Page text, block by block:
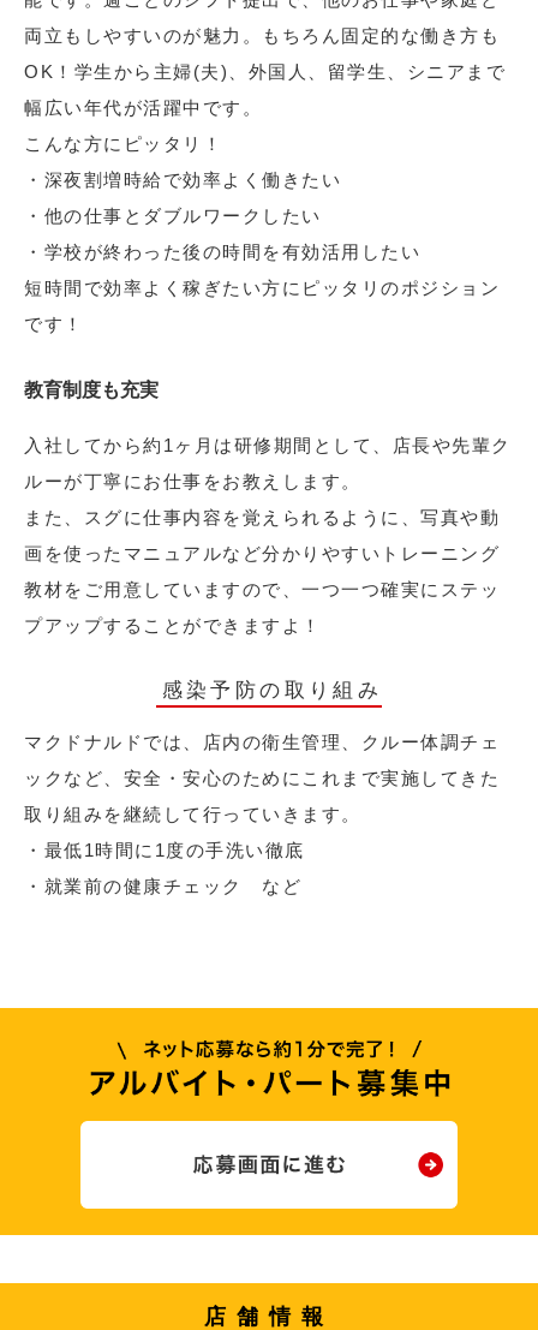
両立もしやすいのが魅力。もちろん固定的な働き方も
OK！学生から主婦(夫)、外国人、留学生、シニアまで
幅広い年代が活躍中です。
こんな方にピッタリ！
・深夜割増時給で効率よく働きたい
・他の仕事とダブルワークしたい
・学校が終わった後の時間を有効活用したい
短時間で効率よく稼ぎたい方にピッタリのポジション
です！
教育制度も充実
入社してから約1ヶ月は研修期間として、店長や先輩ク
ルーが丁寧にお仕事をお教えします。
また、スグに仕事内容を覚えられるように、写真や動
画を使ったマニュアルなど分かりやすいトレーニング
教材をご用意していますので、一つ一つ確実にステッ
プアップすることができますよ！
感染予防の取り組み
マクドナルドでは、店内の衛生管理、クルー体調チェ
ックなど、安全・安心のためにこれまで実施してきた
取り組みを継続して行っていきます。
・最低1時間に1度の手洗い徹底
・就業前の健康チェック など
店舗情報